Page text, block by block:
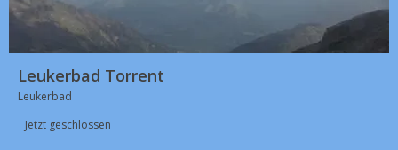
Leukerbad Torrent
Leukerbad
Jetzt geschlossen